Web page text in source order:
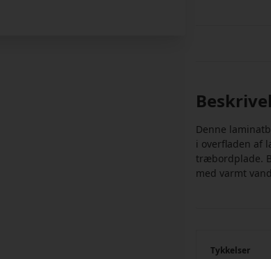
Denne
i overfladen af
træbordplade.
med varmt
Tykkelser